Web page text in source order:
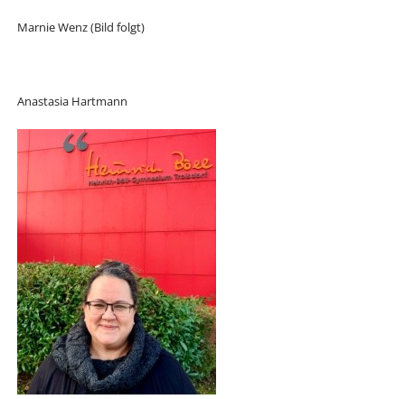
Marnie Wenz (Bild folgt)
Anastasia Hartmann